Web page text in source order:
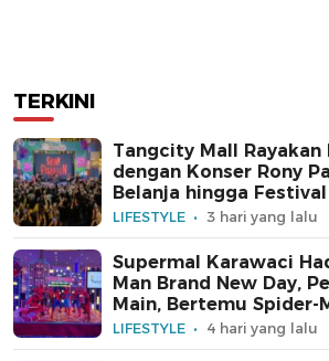
TERKINI
Tangcity Mall Rayakan
dengan Konser Rony
Belanja hingga
LIFESTYLE 3 hari yang lalu
Supermal Karawaci
Man Brand New Day,
Main, Bertemu Spider-
LIFESTYLE 4 hari yang lalu